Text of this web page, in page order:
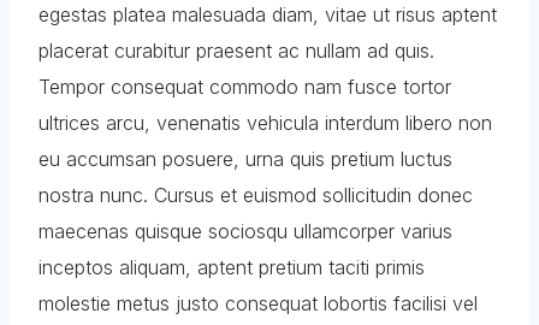
egestas platea malesuada diam, vitae ut risus aptent
placerat curabitur praesent ac nullam ad quis.
Tempor consequat commodo nam fusce tortor
ultrices arcu, venenatis vehicula interdum libero non
eu accumsan posuere, urna quis pretium luctus
nostra nunc. Cursus et euismod sollicitudin donec
maecenas quisque sociosqu ullamcorper varius
inceptos aliquam, aptent pretium taciti primis
molestie metus justo consequat lobortis facilisi vel